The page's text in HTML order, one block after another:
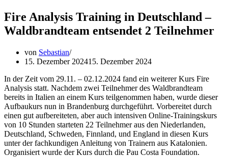
Fire Analysis Training in Deutschland –
Waldbrandteam entsendet 2 Teilnehmer
von Sebastian
15. Dezember 202415. Dezember 2024
In der Zeit vom 29.11. – 02.12.2024 fand ein weiterer Kurs Fire
Analysis statt. Nachdem zwei Teilnehmer des Waldbrandteam
bereits in Italien an einem Kurs teilgenommen haben, wurde dieser
Aufbaukurs nun in Brandenburg durchgeführt. Vorbereitet durch
einen gut aufbereiteten, aber auch intensiven Online-Trainingskurs
von 10 Stunden starteten 22 Teilnehmer aus den Niederlanden,
Deutschland, Schweden, Finnland, und England in diesen Kurs
unter der fachkundigen Anleitung von Trainern aus Katalonien.
Organisiert wurde der Kurs durch die Pau Costa Foundation.